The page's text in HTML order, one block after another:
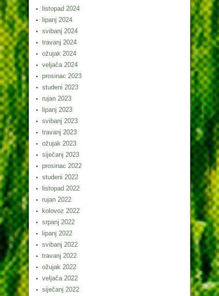
listopad 2024
lipanj 2024
svibanj 2024
travanj 2024
ožujak 2024
veljača 2024
prosinac 2023
studeni 2023
rujan 2023
lipanj 2023
svibanj 2023
travanj 2023
ožujak 2023
siječanj 2023
prosinac 2022
studeni 2022
listopad 2022
rujan 2022
kolovoz 2022
srpanj 2022
lipanj 2022
svibanj 2022
travanj 2022
ožujak 2022
veljača 2022
siječanj 2022